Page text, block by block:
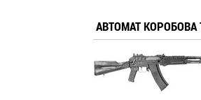
АВТОМАТ КОРОБОВА